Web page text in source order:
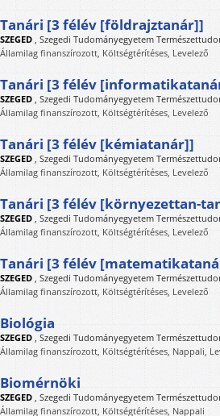
Tanári [3 félév [földrajztanár]]
SZEGED Szegedi Tudományegyetem
Államilag finanszírozott, Költségtérítéses, Levelező
Tanári [3 félév
SZEGED Szegedi Tudományegyetem
Államilag finanszírozott, Költségtérítéses, Levelező
Tanári [3 félév [kémiatanár]]
SZEGED Szegedi Tudományegyetem
Államilag finanszírozott, Költségtérítéses, Levelező
Tanári [3 félév [környezettan-
SZEGED Szegedi Tudományegyetem
Államilag finanszírozott, Költségtérítéses, Levelező
Tanári [3 félév
SZEGED Szegedi Tudományegyetem
Államilag finanszírozott, Költségtérítéses, Levelező
Biológia
SZEGED Szegedi Tudományegyetem
Államilag finanszírozott, Költségtérítéses, Nappali,
Biomérnöki
SZEGED Szegedi Tudományegyetem
Államilag finanszírozott, Költségtérítéses, Nappali